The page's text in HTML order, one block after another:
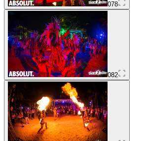
078
082